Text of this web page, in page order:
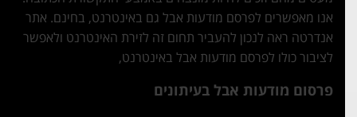
אנו מאפשרים לפרסם מודעות אבל גם באינטרנט, בחינם. אתר
אנדרטה ראה לנכון להעביר תחום זה לזירת האינטרנט ולאפשר
לציבור כולו לפרסם מודעות אבל באינטרנט,
פרסום מודעות אבל בעיתונים